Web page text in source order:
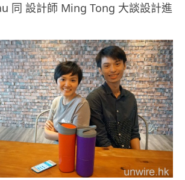
同 設計師 Ming Tong 大談設計進